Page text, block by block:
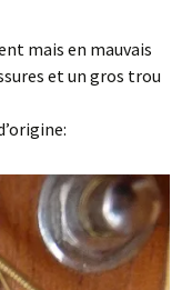
mais en mauvais
et un gros trou